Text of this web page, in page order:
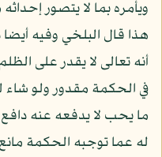
ويأمره بما لا يتصور
هذا قال البلخي وفيه
أنه تعالى لا يقدر على
في الحكمة مقدور ولو شاء
ما يحب لا يدفعه عنه دافع
له عما توجبه الحكمة